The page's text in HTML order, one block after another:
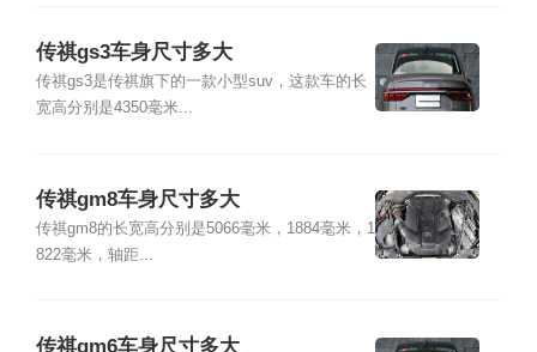
传祺gs3车身尺寸多大
传祺gs3是传祺旗下的一款小型suv，这款车的长
宽高分别是4350毫米...
传祺gm8车身尺寸多大
传祺gm8的长宽高分别是5066毫米，1884毫米，1
822毫米，轴距...
传祺gm6车身尺寸多大